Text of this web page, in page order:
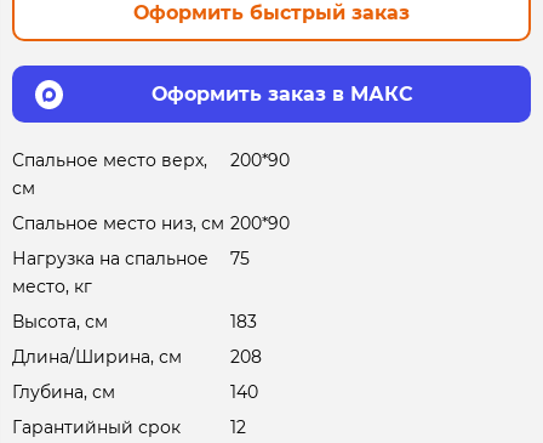
Оформить быстрый заказ
Оформить заказ в МАКС
Спальное место верх,
см
200*90
Спальное место низ, см 200*90
Нагрузка на спальное
место, кг
75
Высота, см
183
Длина/Ширина, см
208
Глубина, см
140
Гарантийный срок
12